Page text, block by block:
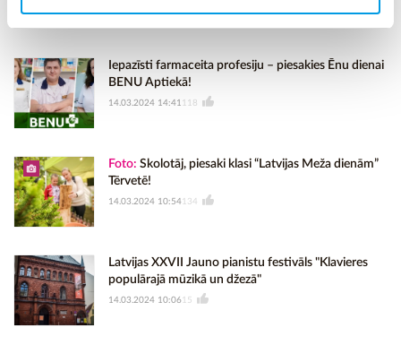
veronika.basarina@gmail.com
Iepazīsti farmaceita profesiju – piesakies Ēnu dienai
BENU Aptiekā!
14.03.2024 14:41 118
Foto: Skolotāj, piesaki klasi “Latvijas Meža dienām”
Tērvetē!
14.03.2024 10:54134
Latvijas XXVII Jauno pianistu festivāls "Klavieres
populārajā mūzikā un džezā"
14.03.2024 10:0615